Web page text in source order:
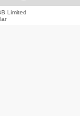
Limited